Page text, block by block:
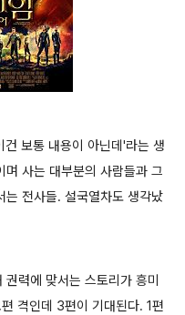
보통 내용이 아닌데'라는 생
사는 대부분의 사람들과 그
전사들. 설국열차도 생각났
력에 맞서는 스토리가 흥미
격인데 3편이 기대된다. 1편